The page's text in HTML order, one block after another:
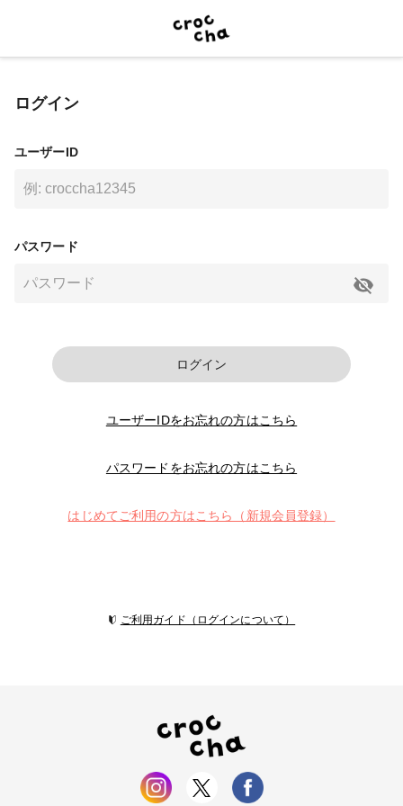
ログイン
ユーザーID
パスワード
ログイン
ユーザーIDをお忘れの方はこちら
パスワードをお忘れの方はこちら
はじめてご利用の方はこちら（新規会員登録）
ご利用ガイド（ログインについて）